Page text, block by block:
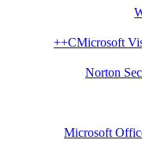
Microsoft
Norton